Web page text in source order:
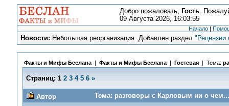
Добро пожаловать, Гость.
09 Августа 2026, 16:03:55
Начало |
Новости: Небольшая реорганизация. Добавлен раздел"Рецензии
Факты и Мифы Беслана| Факты и Мифы Беслана| Гостевая | Тема:
Страниц: 1 2 3 4 5 6 »
Автор
Тема: разговоры с Карловым ни о